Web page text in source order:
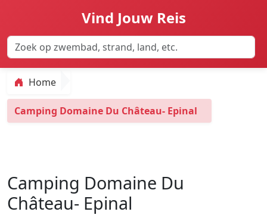
Vind Jouw Reis
Home
Camping Domaine Du Château- Epinal
Camping Domaine Du
Château- Epinal